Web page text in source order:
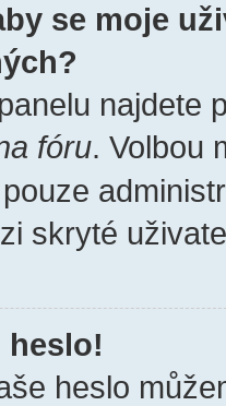
se moje
najdete
fóru. Volbou
skryté
heslo!
heslo